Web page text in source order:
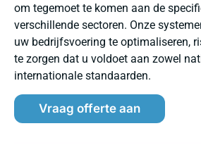
om tegemoet te komen aan de
verschillende sectoren. Onze
uw bedrijfsvoering te optimaliseren,
te zorgen dat u voldoet aan zowel
internationale standaarden.
Vraag offerte aan